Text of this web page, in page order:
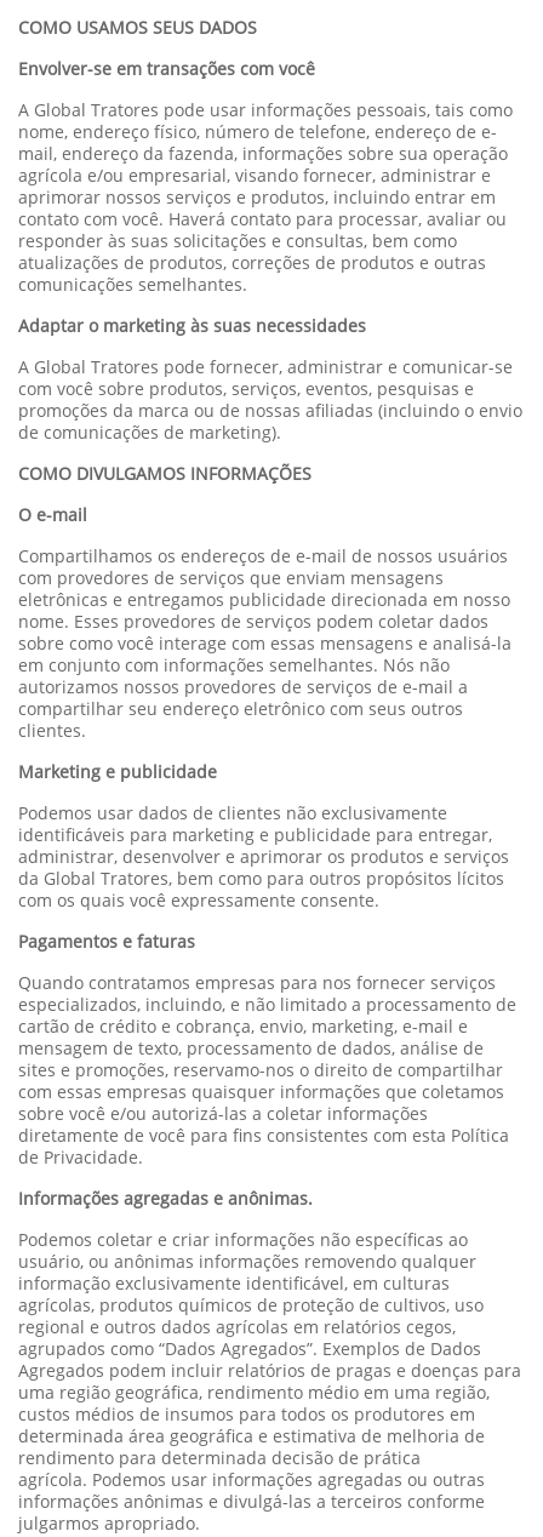
COMO USAMOS SEUS DADOS
Envolver-se em transações com você
A Global Tratores pode usar informações pessoais, tais como
nome, endereço físico, número de telefone, endereço de e-
mail, endereço da fazenda, informações sobre sua operação
agrícola e/ou empresarial, visando fornecer, administrar e
aprimorar nossos serviços e produtos, incluindo entrar em
contato com você. Haverá contato para processar, avaliar ou
responder às suas solicitações e consultas, bem como
atualizações de produtos, correções de produtos e outras
comunicações semelhantes.
Adaptar o marketing às suas necessidades
A Global Tratores pode fornecer, administrar e comunicar-se
com você sobre produtos, serviços, eventos, pesquisas e
promoções da marca ou de nossas afiliadas (incluindo o envio
de comunicações de marketing).
COMO DIVULGAMOS INFORMAÇÕES
O e-mail
Compartilhamos os endereços de e-mail de nossos usuários
com provedores de serviços que enviam mensagens
eletrônicas e entregamos publicidade direcionada em nosso
nome. Esses provedores de serviços podem coletar dados
sobre como você interage com essas mensagens e analisá-la
em conjunto com informações semelhantes. Nós não
autorizamos nossos provedores de serviços de e-mail a
compartilhar seu endereço eletrônico com seus outros
clientes.
Marketing e publicidade
Podemos usar dados de clientes não exclusivamente
identificáveis para marketing e publicidade para entregar,
administrar, desenvolver e aprimorar os produtos e serviços
da Global Tratores, bem como para outros propósitos lícitos
com os quais você expressamente consente.
Pagamentos e faturas
Quando contratamos empresas para nos fornecer serviços
especializados, incluindo, e não limitado a processamento de
cartão de crédito e cobrança, envio, marketing, e-mail e
mensagem de texto, processamento de dados, análise de
sites e promoções, reservamo-nos o direito de compartilhar
com essas empresas quaisquer informações que coletamos
sobre você e/ou autorizá-las a coletar informações
diretamente de você para fins consistentes com esta Política
de Privacidade.
Informações agregadas e anônimas.
Podemos coletar e criar informações não específicas ao
usuário, ou anônimas informações removendo qualquer
informação exclusivamente identificável, em culturas
agrícolas, produtos químicos de proteção de cultivos, uso
regional e outros dados agrícolas em relatórios cegos,
agrupados como “Dados Agregados”. Exemplos de Dados
Agregados podem incluir relatórios de pragas e doenças para
uma região geográfica, rendimento médio em uma região,
custos médios de insumos para todos os produtores em
determinada área geográfica e estimativa de melhoria de
rendimento para determinada decisão de prática
agrícola. Podemos usar informações agregadas ou outras
informações anônimas e divulgá-las a terceiros conforme
julgarmos apropriado.